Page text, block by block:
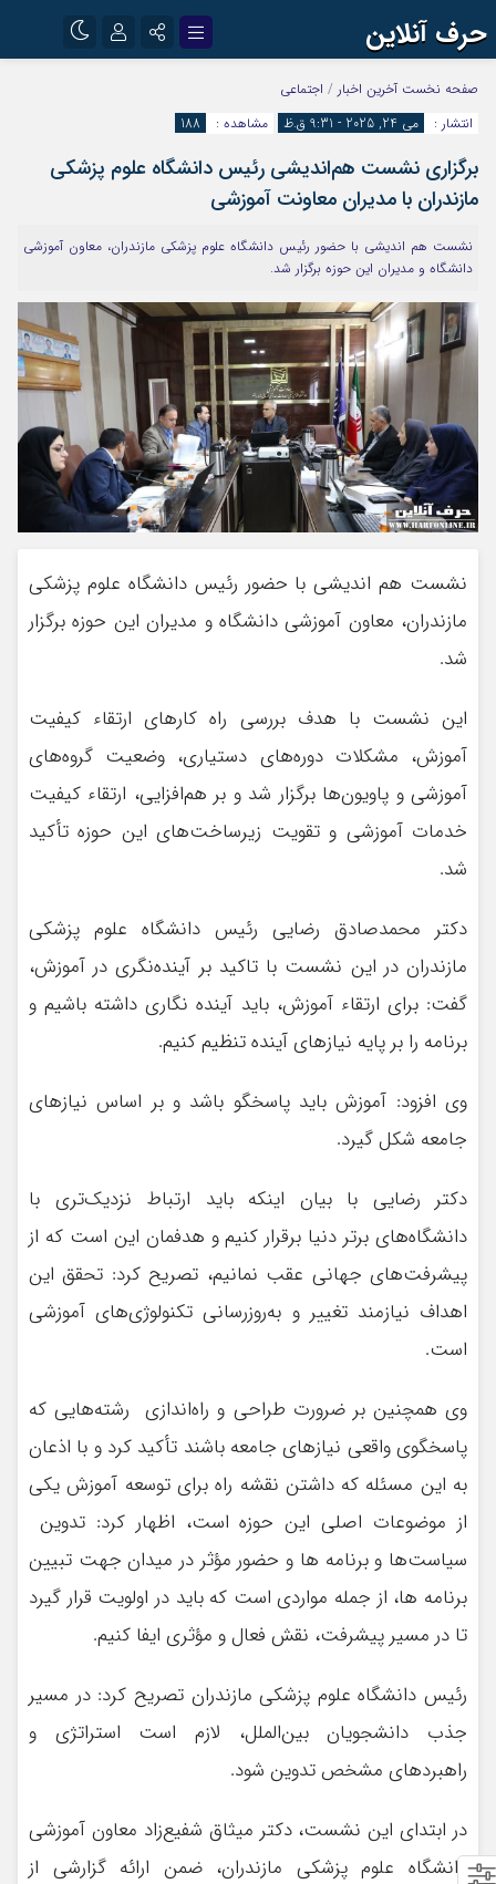
حرف آنلاین
اینستاگرام
آپارات
رمز عبور
مرا به خاطر بسپار
صفحه نخست آخرین اخبار / اجتماعی
انتشار :
می 24, 2025 - 9:31 ق.ظ مشاهده : 188
برگزاری نشست هم‌اندیشی رئیس دانشگاه علوم پزشکی
مازندران با مدیران معاونت آموزشی
نشست هم اندیشی با حضور رئیس دانشگاه علوم پزشکی مازندران، معاون آموزشی
دانشگاه و مدیران این حوزه برگزار شد.
نشست هم اندیشی با حضور رئیس دانشگاه علوم پزشکی
مازندران، معاون آموزشی دانشگاه و مدیران این حوزه برگزار
شد.
این نشست با هدف بررسی راه کارهای ارتقاء کیفیت
آموزش، مشکلات دوره‌های دستیاری، وضعیت گروه‌های
آموزشی و پاویون‌ها برگزار شد و بر هم‌افزایی، ارتقاء کیفیت
خدمات آموزشی و تقویت زیرساخت‌های این حوزه تأکید
شد.
دکتر محمدصادق رضایی رئیس دانشگاه علوم پزشکی
مازندران در این نشست با تاکید بر آینده‌نگری در آموزش،
گفت: برای ارتقاء آموزش، باید آینده نگاری داشته باشیم و
برنامه‌ را بر پایه نیازهای آینده تنظیم کنیم.
وی افزود: آموزش باید پاسخگو باشد و بر اساس نیازهای
جامعه شکل گیرد.
دکتر رضایی با بیان اینکه باید ارتباط نزدیک‌تری با
دانشگاه‌های برتر دنیا برقرار کنیم و هدفمان این است که از
پیشرفت‌های جهانی عقب نمانیم، تصریح کرد: تحقق این
اهداف نیازمند تغییر و به‌روزرسانی تکنولوژی‌های آموزشی
است.
وی همچنین بر ضرورت طراحی و راه‌اندازی رشته‌هایی که
پاسخگوی واقعی نیازهای جامعه باشند تأکید کرد و با اذعان
به این مسئله که داشتن نقشه راه برای توسعه آموزش یکی
از موضوعات اصلی این حوزه است، اظهار کرد: تدوین
سیاست‌ها و برنامه ها و حضور مؤثر در میدان جهت تبیین
برنامه ها، از جمله مواردی است که باید در اولویت قرار گیرد
تا در مسیر پیشرفت، نقش فعال و مؤثری ایفا کنیم.
رئيس دانشگاه علوم پزشکی مازندران تصریح کرد: در مسیر
جذب دانشجویان بین‌الملل، لازم است استراتژی و
راهبردهای مشخص تدوین شود.
در ابتدای این نشست، دکتر میثاق شفیع‌زاد معاون آموزشی
دانشگاه علوم پزشکی مازندران، ضمن ارائه گزارشی از